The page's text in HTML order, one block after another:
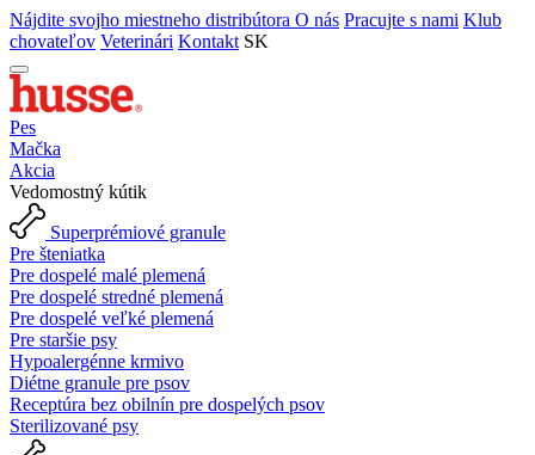
Nájdite svojho miestneho distribútora O nás Pracujte s nami Klub
chovateľov Veterinári Kontakt SK
Pes
Mačka
Akcia
Vedomostný kútik
Superprémiové granule
Pre šteniatka
Pre dospelé malé plemená
Pre dospelé stredné plemená
Pre dospelé veľké plemená
Pre staršie psy
Hypoalergénne krmivo
Diétne granule pre psov
Receptúra bez obilnín pre dospelých psov
Sterilizované psy